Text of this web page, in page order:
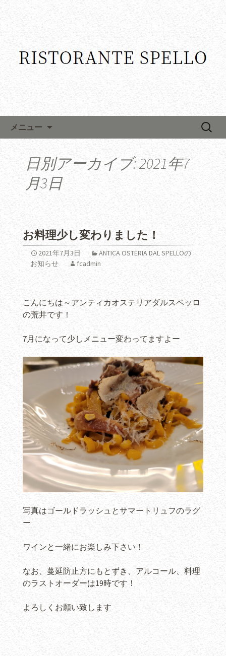
メニュー
検
日別アーカイブ: 2021年7
月3日
お料理少し変わりました！
2021年7月3日
ANTICA OSTERIA DAL SPELLOの
お知らせ
fcadmin
こんにちは～アンティカオステリアダルスペッロ
の荒井です！
7月になって少しメニュー変わってますよー
写真はゴールドラッシュとサマートリュフのラグ
ー
ワインと一緒にお楽しみ下さい！
なお、蔓延防止方にもとずき、アルコール、料理
のラストオーダーは19時です！
よろしくお願い致します